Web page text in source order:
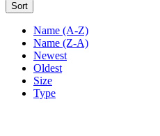
Sort
Name (A-Z)
Name (Z-A)
Newest
Oldest
Size
Type